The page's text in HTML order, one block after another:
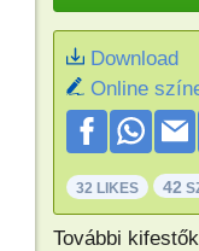
Download
Online
32 LIKES 42
További